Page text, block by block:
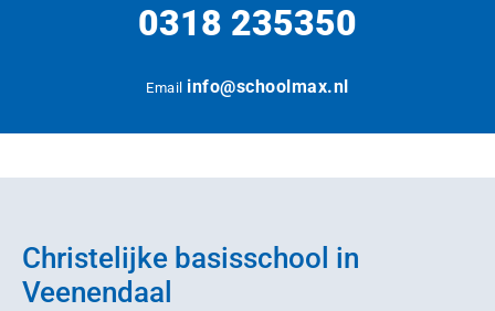
0318 235350
Email info@schoolmax.nl
Christelijke basisschool in
Veenendaal